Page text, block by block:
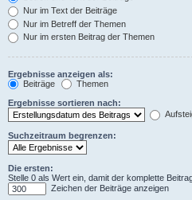
Nur im Text der Beiträge
Nur im Betreff der Themen
Nur im ersten Beitrag der Themen
Ergebnisse anzeigen als:
Beiträge
Themen
Ergebnisse sortieren nach:
Suchzeitraum begrenzen:
Die ersten:
Stelle 0 als Wert ein, damit der komplette
Zeichen der Beiträge anzeigen